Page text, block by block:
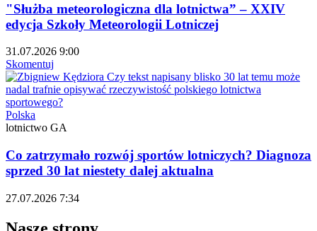
"Służba meteorologiczna dla lotnictwa” – XXIV
edycja Szkoły Meteorologii Lotniczej
31.07.2026 9:00
Skomentuj
Polska
lotnictwo GA
Co zatrzymało rozwój sportów lotniczych? Diagnoza
sprzed 30 lat niestety dalej aktualna
27.07.2026 7:34